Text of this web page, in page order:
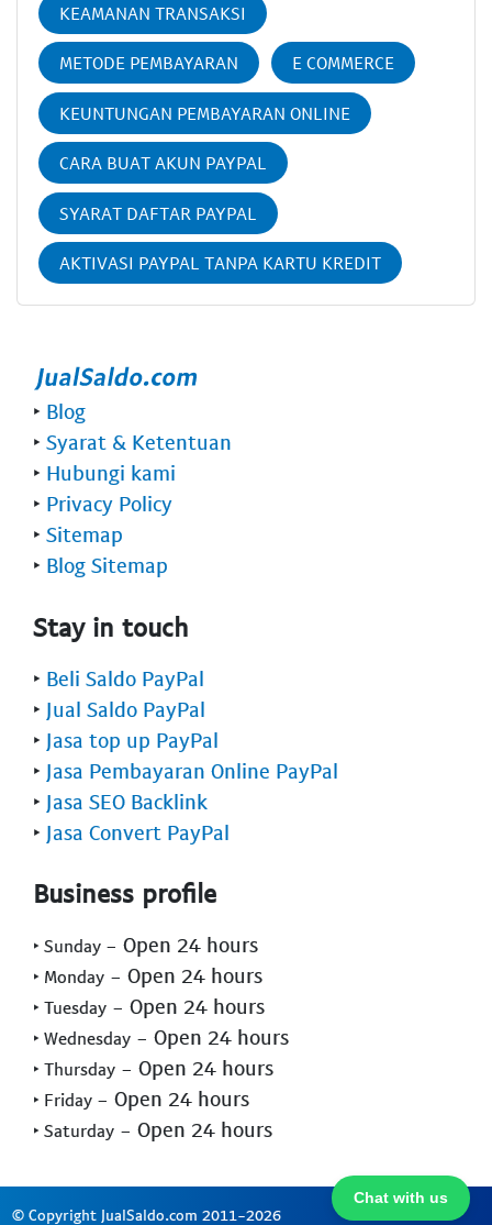
KEAMANAN TRANSAKSI
METODE PEMBAYARAN E COMMERCE
KEUNTUNGAN PEMBAYARAN ONLINE
CARA BUAT AKUN PAYPAL
SYARAT DAFTAR PAYPAL
AKTIVASI PAYPAL TANPA KARTU KREDIT
Chat with us
‣ Blog
‣ Syarat & Ketentuan
‣ Hubungi kami
‣ Privacy Policy
‣ Sitemap
‣ Blog Sitemap
Stay in touch
‣ Beli Saldo PayPal
‣ Jual Saldo PayPal
‣ Jasa top up PayPal
‣ Jasa Pembayaran Online PayPal
‣ Jasa SEO Backlink
‣ Jasa Convert PayPal
Business profile
‣ Sunday - Open 24 hours
‣ Monday - Open 24 hours
‣ Tuesday - Open 24 hours
‣ Wednesday - Open 24 hours
‣ Thursday - Open 24 hours
‣ Friday - Open 24 hours
‣ Saturday - Open 24 hours
© Copyright JualSaldo.com 2011-2026